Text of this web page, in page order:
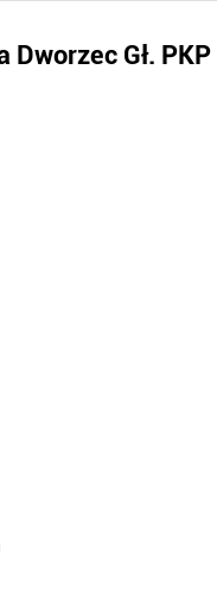
Dworzec Gł. PKP